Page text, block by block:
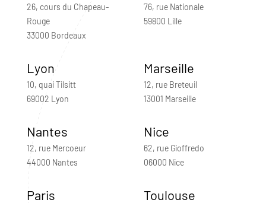
26, cours du Chapeau-
Rouge
33000 Bordeaux
76, rue Nationale
59800 Lille
Lyon
10, quai Tilsitt
69002 Lyon
Marseille
12, rue Breteuil
13001 Marseille
Nantes
12, rue Mercoeur
44000 Nantes
Nice
62, rue Gioffredo
06000 Nice
Paris Toulouse